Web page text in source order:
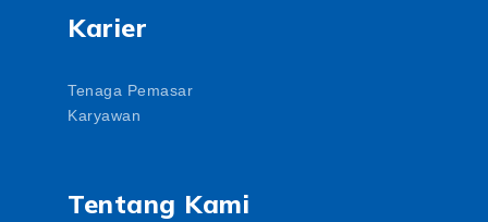
Karier
Tenaga Pemasar
Karyawan
Tentang Kami